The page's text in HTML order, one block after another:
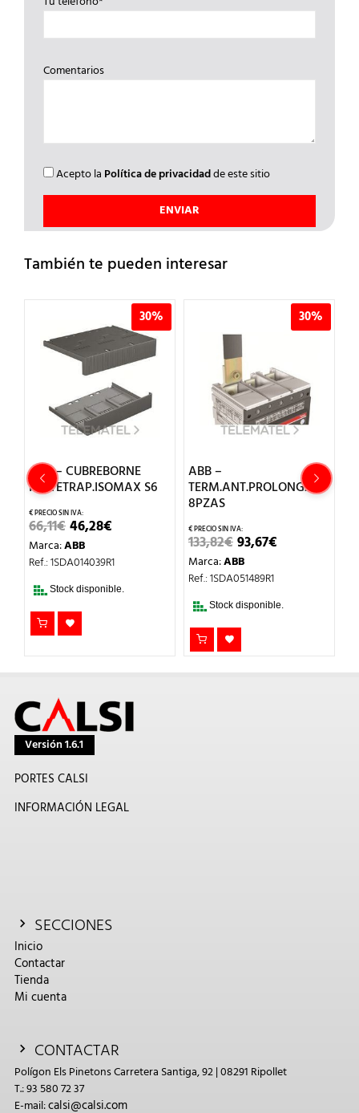
Comentarios
Acepto la Política de privacidadde este sitio
También te pueden interesar
30%
ABB – CUBREBORNE
INT.TETRAP.ISOMAX S6
66,11€EL
PRECIO
ORIGINAL
ERA:
46,28€
ES:
Marca:ABB
Ref.: 1SDA014039R1
Stock disponible.
30%
ABB –
TERM.ANT.PROLONG.T3
8PZAS
133,82€EL
PRECIO
ORIGINAL
ERA:
93,67€
Marca:ABB
Ref.: 1SDA051489R1
Stock disponible.
Versión 1.6.1
PORTES CALSI
INFORMACIÓN LEGAL
SECCIONES
Inicio
Contactar
Tienda
Mi cuenta
CONTACTAR
Polígon Els Pinetons Carretera Santiga, 92 | 08291 Ripollet
T.: 93 580 72 37
E-mail:calsi@calsi.com